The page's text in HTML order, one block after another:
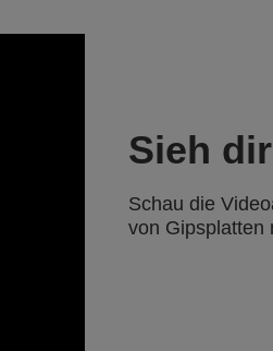
Sieh
Schau die
von Gipsplatten